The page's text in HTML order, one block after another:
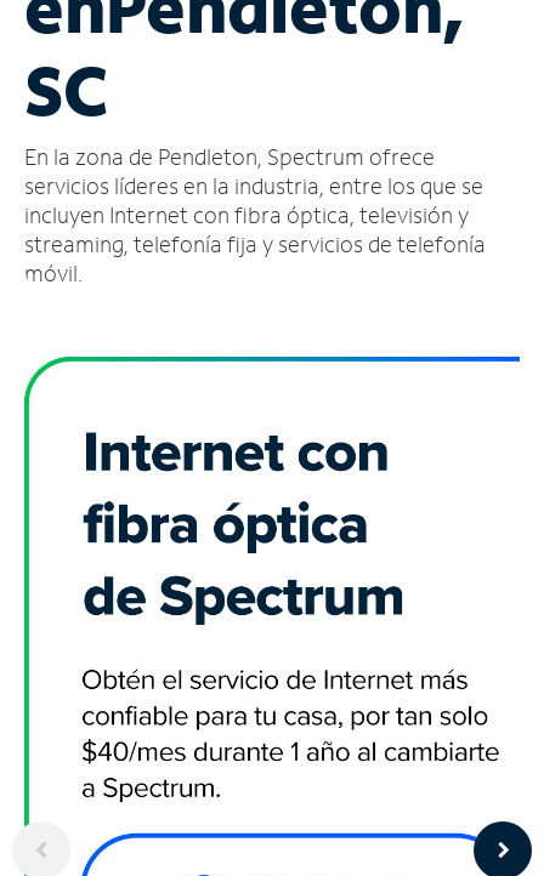
cuenta
Encuentra
tienda
SC
En la zona de Pendleton, Spectrum ofrece
servicios líderes en la industria, entre los que se
incluyen Internet con fibra óptica, televisión y
streaming, telefonía fija y servicios de telefonía
móvil.